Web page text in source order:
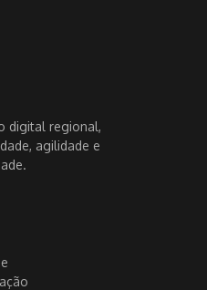
digital regional,
agilidade e